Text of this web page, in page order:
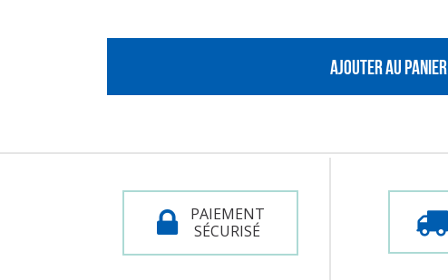
AJOUTER AU PANIER
PAIEMENT
SÉCURISÉ